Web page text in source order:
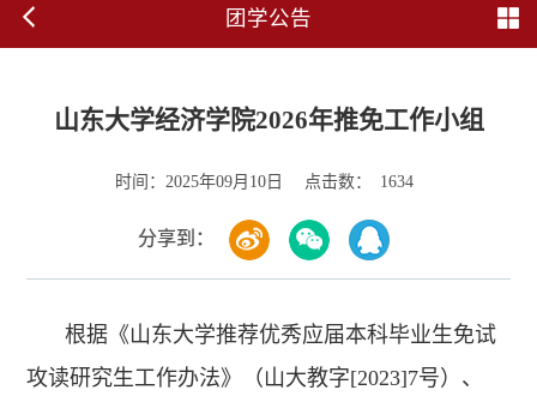
团学公告
山东大学经济学院2026年推免工作小组
时间： 2025年09月10日 点击数： 1634
分享到：
根据《山东大学推荐优秀应届本科毕业生免试
攻读研究生工作办法》（山大教字[2023]7号）、